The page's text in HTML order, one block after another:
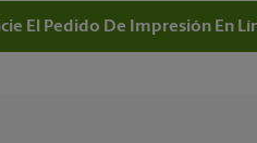
El Pedido De Impresión En